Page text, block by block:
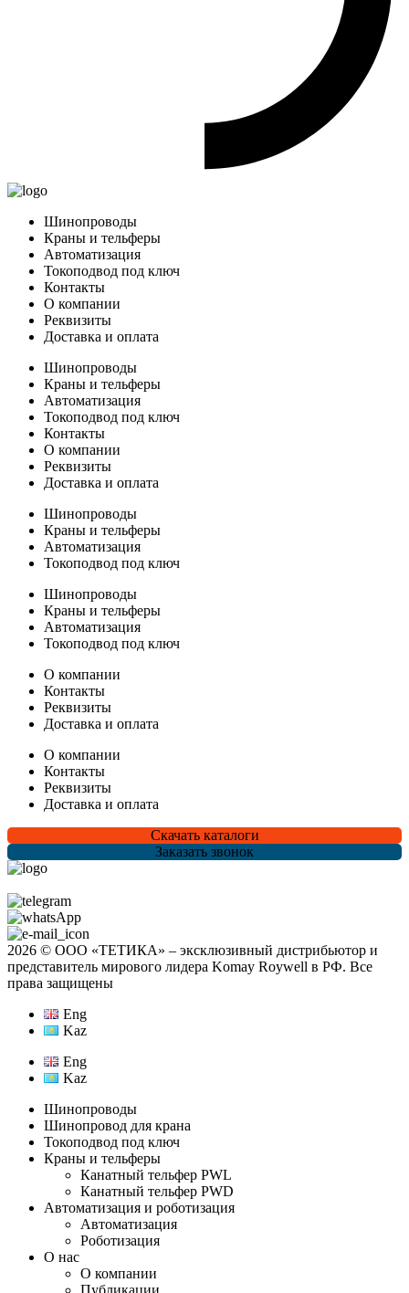
Шинопроводы
Краны и тельферы
Автоматизация
Токоподвод под ключ
Контакты
О компании
Реквизиты
Доставка и оплата
Шинопроводы
Краны и тельферы
Автоматизация
Токоподвод под ключ
Контакты
О компании
Реквизиты
Доставка и оплата
Шинопроводы
Краны и тельферы
Автоматизация
Токоподвод под ключ
Шинопроводы
Краны и тельферы
Автоматизация
Токоподвод под ключ
О компании
Контакты
Реквизиты
Доставка и оплата
О компании
Контакты
Реквизиты
Доставка и оплата
Скачать каталоги
Заказать звонок
2026 © ООО «ТЕТИКА» ‒ эксклюзивный дистрибьютор и
представитель мирового лидера Komay Roywell в РФ. Все
права защищены
Eng
Kaz
Eng
Kaz
Шинопроводы
Шинопровод для крана
Токоподвод под ключ
Краны и тельферы
Канатный тельфер PWL
Канатный тельфер PWD
Автоматизация и роботизация
Автоматизация
Роботизация
О нас
О компании
Публикации